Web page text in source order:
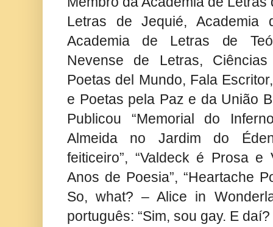
Letras de Jequié, Academia
Academia de Letras de
Nevense de Letras,
Poetas del Mundo, Fala
e Poetas pela Paz e da União
Publicou “Memorial do
Almeida no Jardim do
feiticeiro”, “Valdeck é Prosa e
Anos de Poesia”, “Heartache
So, what? – Alice in
português: “Sim, sou gay. E